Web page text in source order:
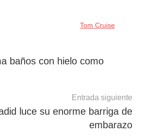
Tom Cruise
baños con hielo como
Entrada siguiente
luce su enorme barriga de
embarazo